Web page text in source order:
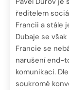
ředitelem
Francii a stále
Dubaje se
Francie se
narušení end-
komunikaci.
soukromé